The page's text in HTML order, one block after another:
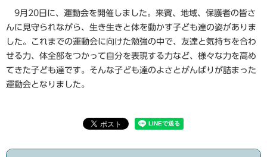
9月20日 に、運動会を開催しました。来賓、地域、保護者の皆さ
んに見守られながら、生き生きと体を動かす子ども達の姿がありま
した。これまでの運動会に向けた勉強の中で、友達と気持ちを合わ
せる力、体全部をつかって自分を表現する力など、様々な力を高め
てきた子ども達です。そんな子ども達のよさとがんばりが詰まった
運動会となりました。